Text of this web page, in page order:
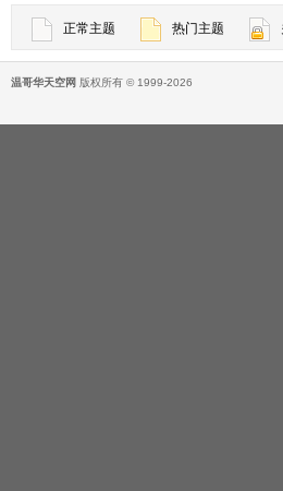
正常主题 热门主题
温哥华天空网 版权所有 © 1999-2026